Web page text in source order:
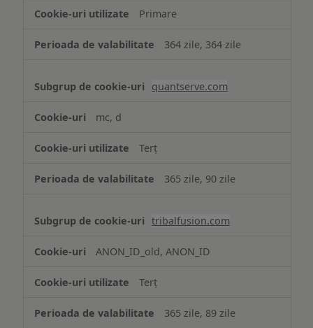
Primare
364 zile, 364 zile
quantserve.com
mc, d
Terț
365 zile, 90 zile
tribalfusion.com
ANON_ID_old, ANON_ID
Terț
365 zile, 89 zile